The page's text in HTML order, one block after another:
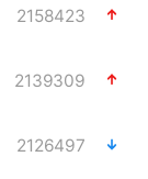
2158423
2139309
2126497